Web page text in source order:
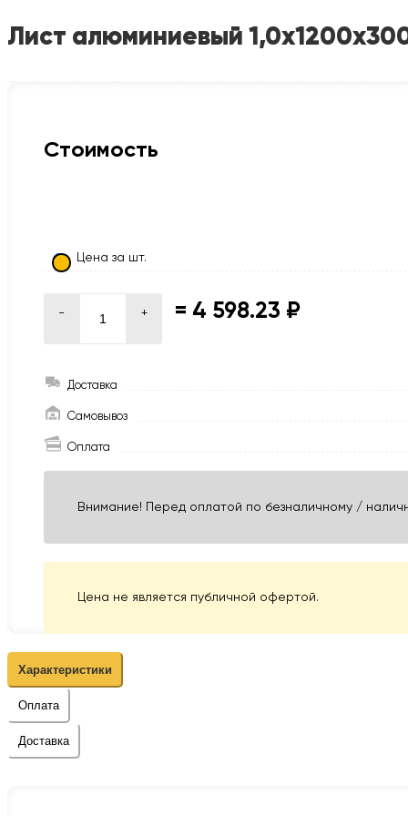
Лист алюминиевый
Стоимость
Цена за шт.
- + = 4 598.23 ₽
Доставка
Самовывоз
Оплата
Внимание! Перед оплатой по безналичному /
Цена не является публичной офертой.
Характеристики
Оплата
Доставка